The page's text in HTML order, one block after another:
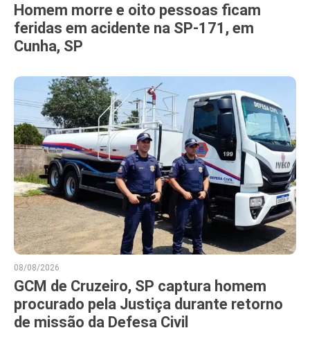
Homem morre e oito pessoas ficam
feridas em acidente na SP-171, em
Cunha, SP
08/08/2026
GCM de Cruzeiro, SP captura homem
procurado pela Justiça durante retorno
de missão da Defesa Civil